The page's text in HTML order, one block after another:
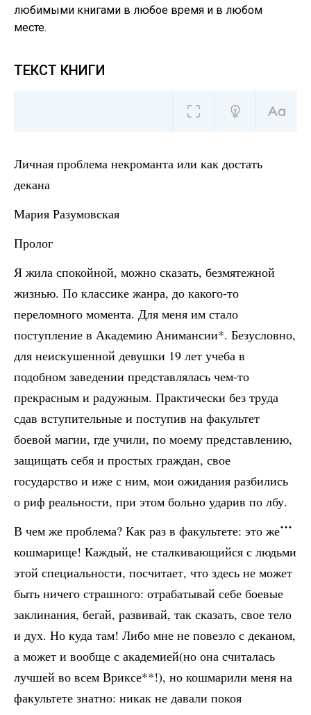
любимыми книгами в любое время и в любом
месте.
ТЕКСТ КНИГИ
Личная проблема некроманта или как достать
декана
Мария Разумовская
Пролог
Я жила спокойной, можно сказать, безмятежной
жизнью. По классике жанра, до какого-то
переломного момента. Для меня им стало
поступление в Академию Анимансии*. Безусловно,
для неискушенной девушки 19 лет учеба в
подобном заведении представлялась чем-то
прекрасным и радужным. Практически без труда
сдав вступительные и поступив на факультет
боевой магии, где учили, по моему представлению,
защищать себя и простых граждан, свое
государство и иже с ним, мои ожидания разбились
о риф реальности, при этом больно ударив по лбу.
В чем же проблема? Как раз в факультете: это же
кошмарище! Каждый, не сталкивающийся с людьми
этой специальности, посчитает, что здесь не может
быть ничего страшного: отрабатывай себе боевые
заклинания, бегай, развивай, так сказать, свое тело
и дух. Но куда там! Либо мне не повезло с деканом,
а может и вообще с академией(но она считалась
лучшей во всем Вриксе**!), но кошмарили меня на
факультете знатно: никак не давали покоя